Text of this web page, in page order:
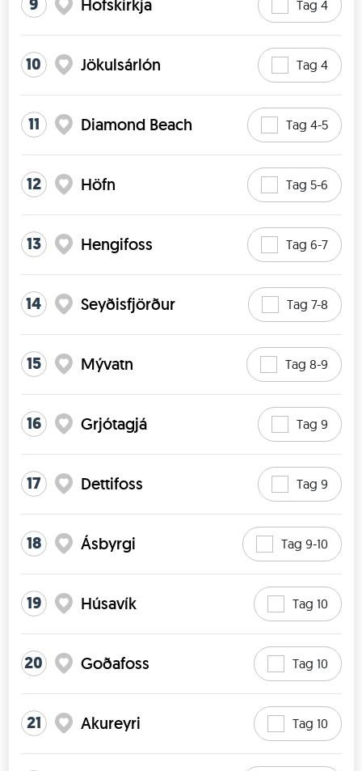
9 Hofskirkja Tag 4
10 Jökulsárlón Tag 4
11 Diamond Beach Tag 4-5
12 Höfn Tag 5-6
13 Hengifoss Tag 6-7
14 Seyðisfjörður Tag 7-8
15 Mývatn Tag 8-9
16 Grjótagjá Tag 9
17 Dettifoss Tag 9
18 Ásbyrgi Tag 9-10
19 Húsavík Tag 10
20 Goðafoss Tag 10
21 Akureyri Tag 10